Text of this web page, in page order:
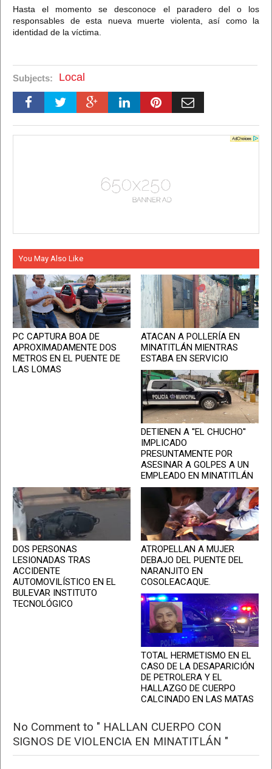
Hasta el momento se desconoce el paradero del o los
responsables de esta nueva muerte violenta, así como la
identidad de la víctima.
Subjects: Local
You May Also Like
PC CAPTURA BOA DE
APROXIMADAMENTE DOS
METROS EN EL PUENTE DE
LAS LOMAS
ATACAN A POLLERÍA EN
MINATITLÁN MIENTRAS
ESTABA EN SERVICIO
DETIENEN A ''EL CHUCHO''
IMPLICADO
PRESUNTAMENTE POR
ASESINAR A GOLPES A UN
EMPLEADO EN MINATITLÁN
DOS PERSONAS
LESIONADAS TRAS
ACCIDENTE
AUTOMOVILÍSTICO EN EL
BULEVAR INSTITUTO
TECNOLÓGICO
ATROPELLAN A MUJER
DEBAJO DEL PUENTE DEL
NARANJITO EN
COSOLEACAQUE.
TOTAL HERMETISMO EN EL
CASO DE LA DESAPARICIÓN
DE PETROLERA Y EL
HALLAZGO DE CUERPO
CALCINADO EN LAS MATAS
No Comment to " HALLAN CUERPO CON
SIGNOS DE VIOLENCIA EN MINATITLÁN "